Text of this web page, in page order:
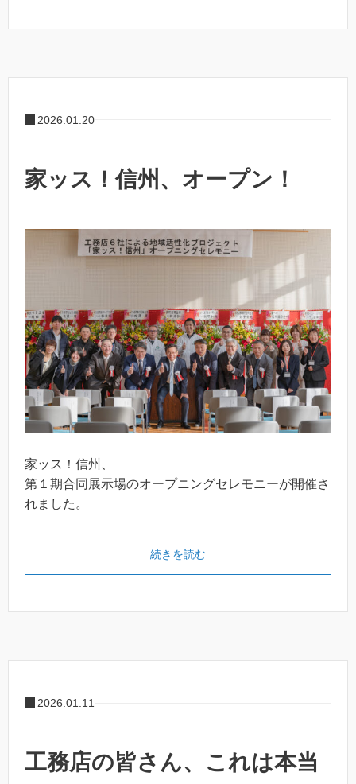
2026.01.20
家ッス！信州、オープン！
家ッス！信州、
第１期合同展示場のオープニングセレモニーが開催さ
れました。
続きを読む
2026.01.11
工務店の皆さん、これは本当